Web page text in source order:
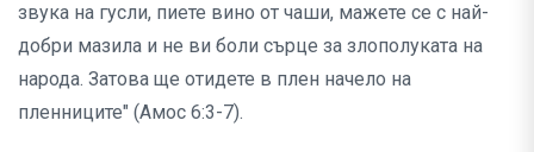
звука на гусли, пиете вино от чаши, мажете се с най-
добри мазила и не ви боли сърце за злополуката на
народа. Затова ще отидете в плен начело на
пленниците" (Амос 6:3-7).